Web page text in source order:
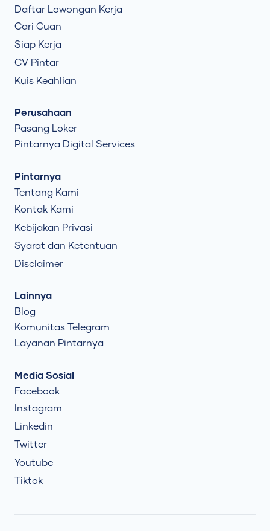
Daftar Lowongan Kerja
Cari Cuan
Siap Kerja
CV Pintar
Kuis Keahlian
Perusahaan
Pasang Loker
Pintarnya Digital Services
Pintarnya
Tentang Kami
Kontak Kami
Kebijakan Privasi
Syarat dan Ketentuan
Disclaimer
Lainnya
Blog
Komunitas Telegram
Layanan Pintarnya
Media Sosial
Facebook
Instagram
Linkedin
Twitter
Youtube
Tiktok